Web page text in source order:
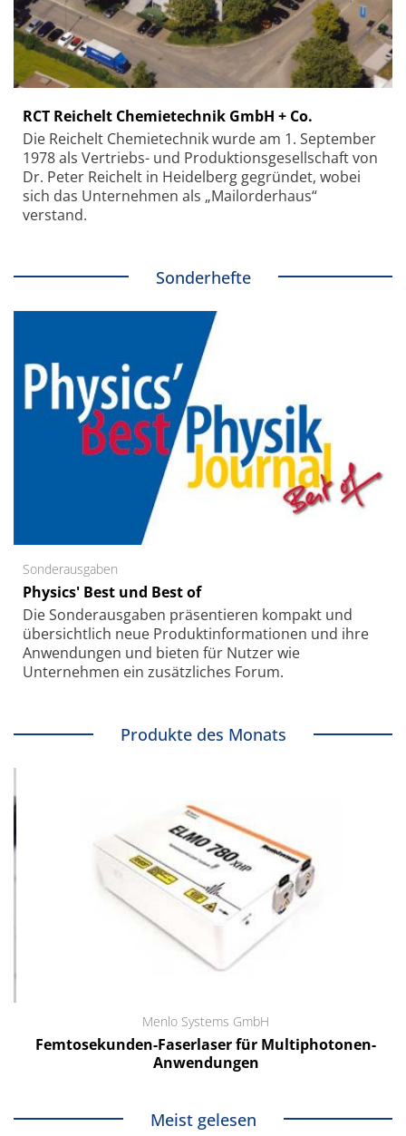
RCT Reichelt Chemietechnik GmbH + Co.
Die Reichelt Chemietechnik wurde am 1. September
1978 als Vertriebs- und Produktionsgesellschaft von
Dr. Peter Reichelt in Heidelberg gegründet, wobei
sich das Unternehmen als „Mailorderhaus“
verstand.
Sonderhefte
Sonderausgaben
Physics' Best und Best of
Die Sonder­ausgaben präsentieren kompakt und
übersichtlich neue Produkt­informationen und ihre
Anwendungen und bieten für Nutzer wie
Unternehmen ein zusätzliches Forum.
Produkte des Monats
Menlo Systems GmbH
Femtosekunden-Faserlaser für Multiphotonen-
Anwendungen
Meist gelesen